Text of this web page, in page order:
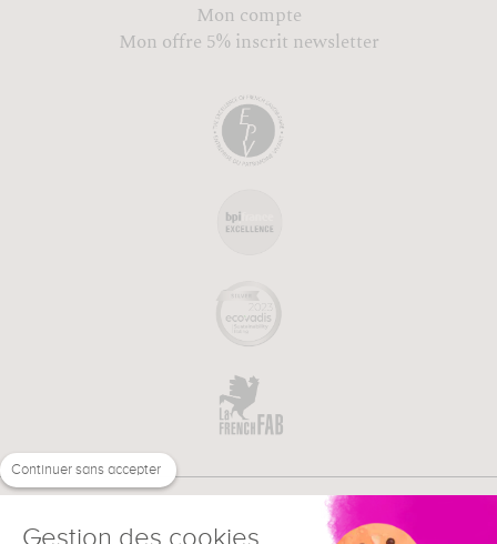
Mon compte
Mon offre 5% inscrit newsletter
Continuer sans accepter
Gestion des cookies